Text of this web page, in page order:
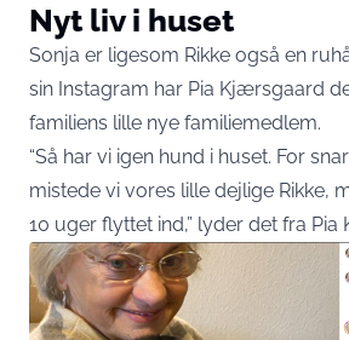
Nyt liv i huset
Sonja er ligesom Rikke også en
sin Instagram har Pia Kjærsgaard
familiens lille nye familiemedlem.
“Så har vi igen hund i huset. For
mistede vi vores lille dejlige Rikke,
10 uger flyttet ind,” lyder det fra